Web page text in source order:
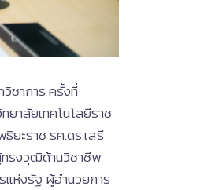
ชาการ ครั้งที่
าลัยเทคโนโลยีราช
ยะราช รศ.ดร.เสรี
รงวุฒิด้านวิชาชีพ
ห่งรัฐ ผู้อำนวยการ